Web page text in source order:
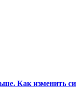
Как изменить